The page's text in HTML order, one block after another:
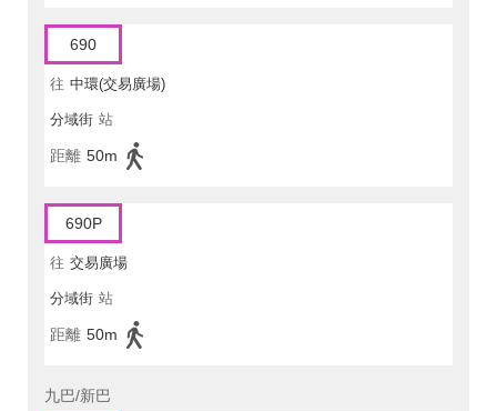
690
往 中環(交易廣場)
分域街 站
距離 50m
690P
往 交易廣場
分域街 站
距離 50m
九巴/新巴